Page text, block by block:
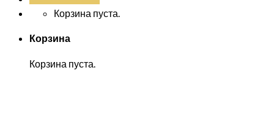
Корзина пуста.
Корзина
Корзина пуста.